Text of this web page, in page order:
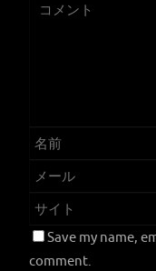
Save my name,
comment.